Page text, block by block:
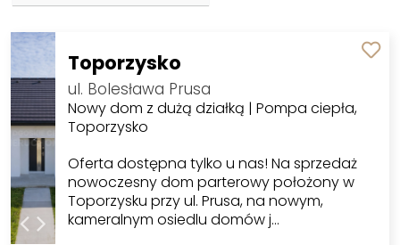
Toporzysko
ul. Bolesława Prusa
Nowy dom z dużą działką | Pompa ciepła,
Toporzysko
Oferta dostępna tylko u nas! Na sprzedaż
nowoczesny dom parterowy położony w
Toporzysku przy ul. Prusa, na nowym,
kameralnym osiedlu domów j…